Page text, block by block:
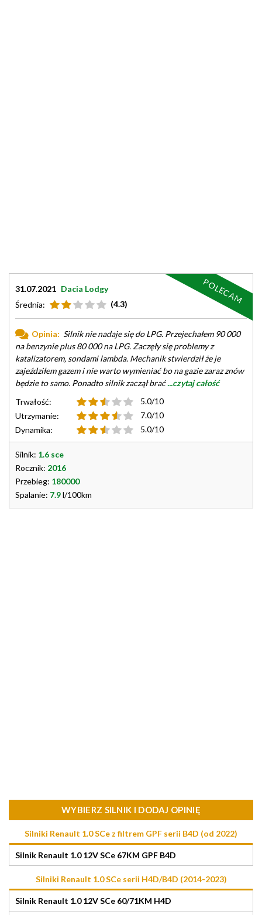
31.07.2021 Dacia Lodgy
Średnia:
(4.3)
Opinia: Silnik nie nadaje się do LPG. Przejechałem 90 000
na benzynie plus 80 000 na LPG. Zaczęły się problemy z
katalizatorem, sondami lambda. Mechanik stwierdził że je
zajeździłem gazem i nie warto wymieniać bo na gazie zaraz znów
będzie to samo. Ponadto silnik zaczął brać...czytaj całość
Trwałość:
5.0/10
Utrzymanie:
7.0/10
Dynamika:
5.0/10
Silnik: 1.6 sce
Rocznik: 2016
Przebieg: 180000
Spalanie: 7.9l/100km
POLECAM
WYBIERZ SILNIK I DODAJ OPINIĘ
Silniki Renault 1.0 SCe z filtrem GPF serii B4D (od 2022)
Silnik Renault 1.0 12V SCe 67KM GPF B4D
Silniki Renault 1.0 SCe serii H4D/B4D (2014-2023)
Silnik Renault 1.0 12V SCe 60/71KM H4D